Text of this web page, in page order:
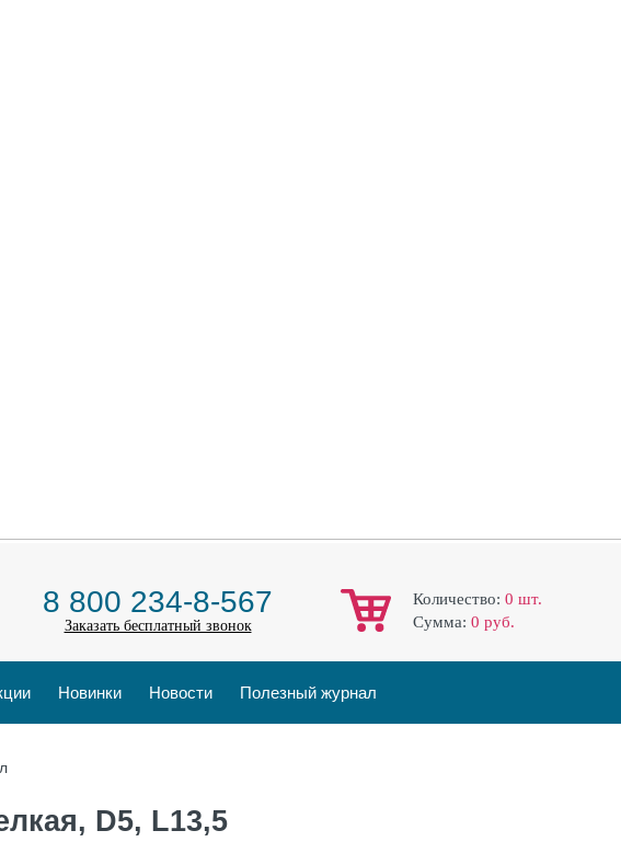
8 800 234-8-567
Заказать бесплатный звонок
Количество: 0 шт.
Cумма: 0 руб.
Новинки Новости Полезный журнал
D5, L13,5